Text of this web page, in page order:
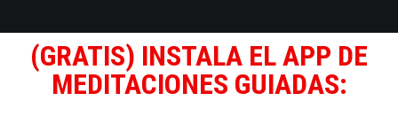
(GRATIS) INSTALA EL APP DE
MEDITACIONES GUIADAS: